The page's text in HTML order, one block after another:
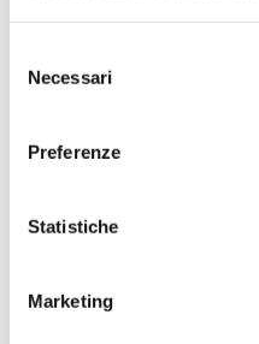
delNecessari
Preferenze
Statistiche
Marketing
NATI PER LEGGERE